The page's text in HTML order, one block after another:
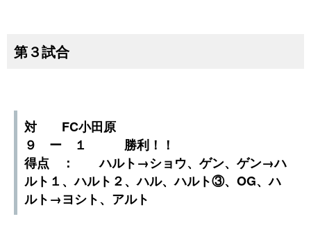
第３試合
対 FC小田原
９ ー １ 勝利！！
得点 ： ハルト→ショウ、ゲン、ゲン→ハ
ルト１、ハルト２、ハル、ハルト③、OG、ハ
ルト→ヨシト、アルト